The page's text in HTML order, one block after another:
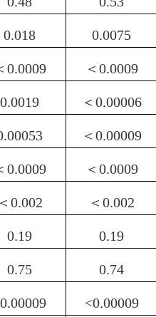
0.018 0.0075
0.0009 ＜ 0.0009
0.0019 ＜ 0.00006
053 ＜ 0.00009
0.0009 ＜ 0.0009
＜ 0.002 ＜ 0.002
0.19 0.19
0.75 0.74
09 <0.00009